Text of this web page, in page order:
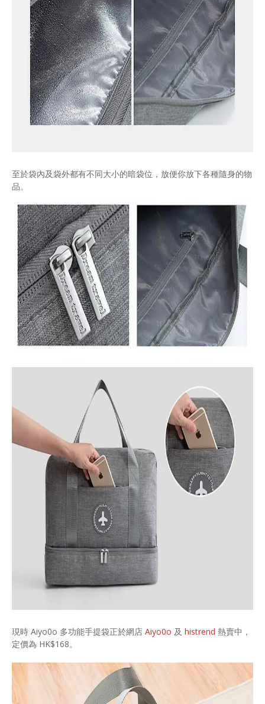
至於袋內及袋外都有不同大小的暗袋位，放便你放下各種隨身的物
品。
現時 Aiyo0o 多功能手提袋正於網店 Aiyo0o 及 histrend 熱賣中，
定價為 HK$168。